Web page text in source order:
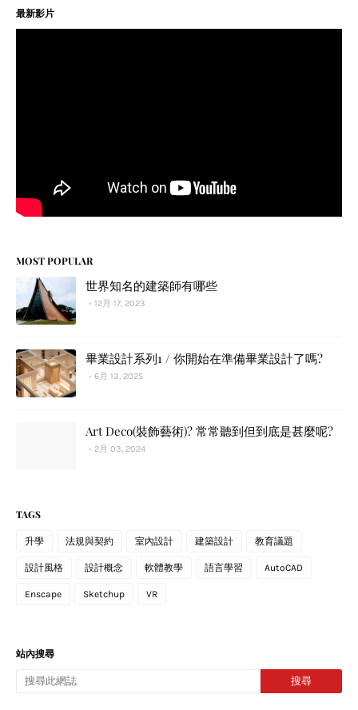
最新影片
MOST POPULAR
世界知名的建築師有哪些
12月 17, 2023
畢業設計系列1 / 你開始在準備畢業設計了嗎?
6月 13, 2025
Art Deco(裝飾藝術)? 常常聽到但到底是甚麼呢?
2月 03, 2024
TAGS
升學 法規與契約 室內設計 建築設計 教育議題
設計風格 設計概念 軟體教學 語言學習 AutoCAD
Enscape Sketchup VR
站內搜尋